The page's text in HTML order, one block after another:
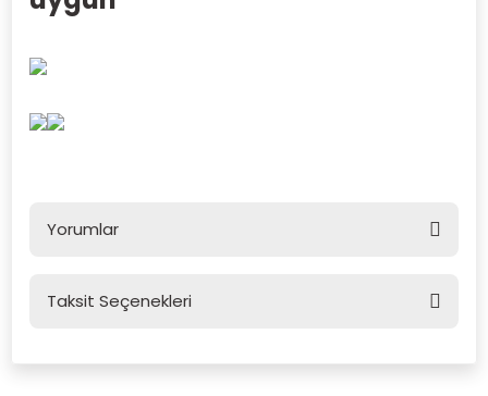
Yorumlar
Taksit Seçenekleri